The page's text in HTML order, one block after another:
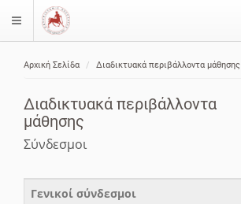
$langMenu
Αρχική Σελίδα Διαδικτυακά περιβάλλοντα μάθησης
Διαδικτυακά περιβάλλοντα
μάθησης
Σύνδεσμοι
Γενικοί σύνδεσμοι